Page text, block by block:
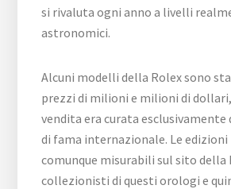
si rivaluta ogni anno a livelli
astronomici.
Alcuni modelli della Rolex sono
prezzi di milioni e milioni di
vendita era curata esclusivamente
di fama internazionale. Le
comunque misurabili sul sito della
collezionisti di questi orologi e